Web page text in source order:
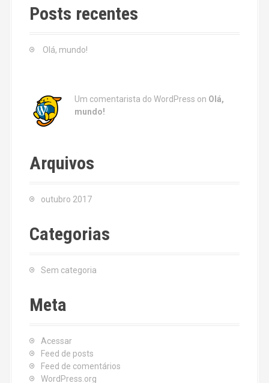
c
h
Posts recentes
Olá, mundo!
Um comentarista do WordPress on Olá,
mundo!
Arquivos
outubro 2017
Categorias
Sem categoria
Meta
Acessar
Feed de posts
Feed de comentários
WordPress.org